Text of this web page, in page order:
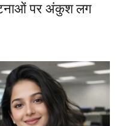
पर अंकुश लग